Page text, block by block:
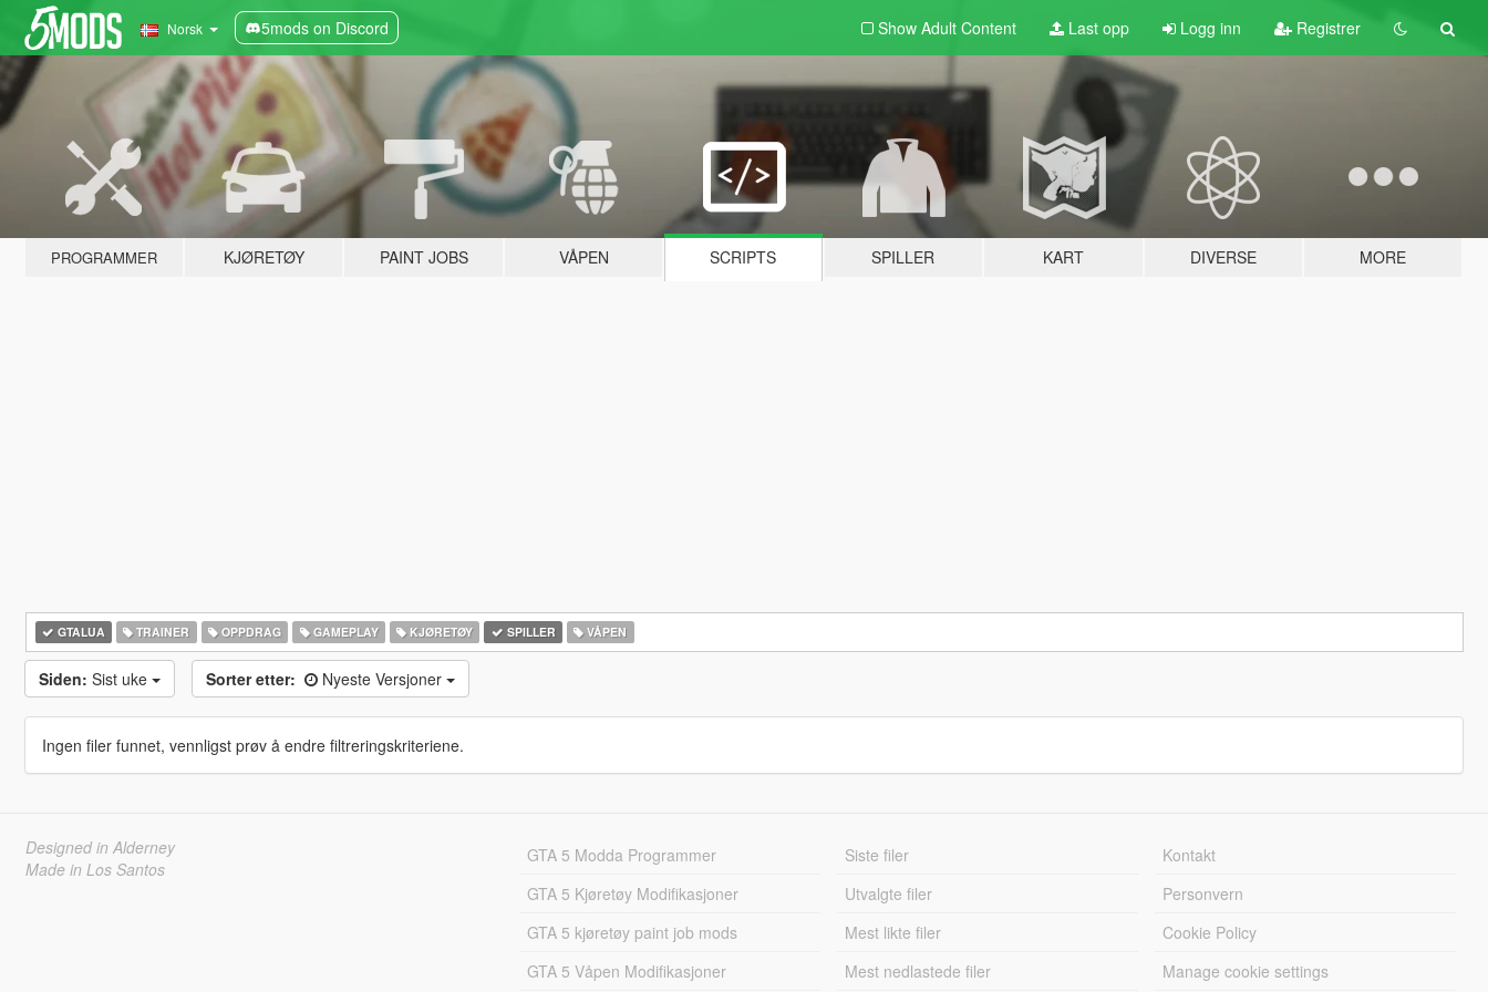
Norsk 5mods on Discord Show Adult Content Last opp Logg inn Registrer
PROGRAMMER KJØRETØY PAINT JOBS VÅPEN SCRIPTS SPILLER KART DIVERSE MORE
GTALUA TRAINER OPPDRAG GAMEPLAY KJØRETØY SPILLER VÅPEN
Siden: Sist uke Sorter etter: Nyeste Versjoner
Ingen filer funnet, vennligst prøv å endre filtreringskriteriene.
Designed in Alderney
Made in Los Santos
GTA 5 Modda Programmer
GTA 5 Kjøretøy Modifikasjoner
GTA 5 kjøretøy paint job mods
GTA 5 Våpen Modifikasjoner
Siste filer
Utvalgte filer
Mest likte filer
Mest nedlastede filer
Kontakt
Personvern
Cookie Policy
Manage cookie settings